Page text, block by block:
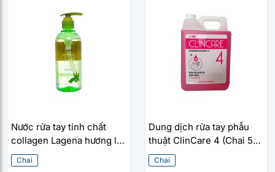
Nước rửa tay tinh chất
collagen Lagena hương lô
hội (Chai 300g)
Chai
Dung dịch rửa tay phẫu
thuật ClinCare 4 (Chai 5
lít)
Chai